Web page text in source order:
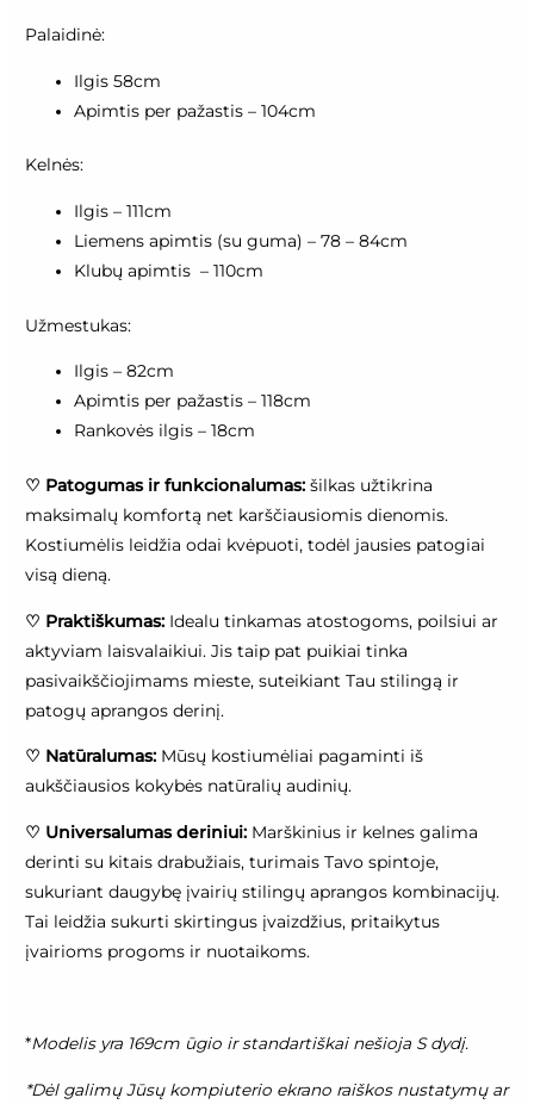
Palaidinė:
Ilgis 58cm
Apimtis per pažastis – 104cm
Kelnės:
Ilgis – 111cm
Liemens apimtis (su guma) – 78 – 84cm
Klubų apimtis – 110cm
Užmestukas:
Ilgis – 82cm
Apimtis per pažastis – 118cm
Rankovės ilgis – 18cm
♡ Patogumas ir funkcionalumas: šilkas užtikrina
maksimalų komfortą net karščiausiomis dienomis.
Kostiumėlis leidžia odai kvėpuoti, todėl jausies patogiai
visą dieną.
♡ Praktiškumas: Idealu tinkamas atostogoms, poilsiui ar
aktyviam laisvalaikiui. Jis taip pat puikiai tinka
pasivaikščiojimams mieste, suteikiant Tau stilingą ir
patogų aprangos derinį.
♡ Natūralumas: Mūsų kostiumėliai pagaminti iš
aukščiausios kokybės natūralių audinių.
♡ Universalumas deriniui: Marškinius ir kelnes galima
derinti su kitais drabužiais, turimais Tavo spintoje,
sukuriant daugybę įvairių stilingų aprangos kombinacijų.
Tai leidžia sukurti skirtingus įvaizdžius, pritaikytus
įvairioms progoms ir nuotaikoms.
*Modelis yra 169cm ūgio ir standartiškai nešioja S dydį.
*Dėl galimų Jūsų kompiuterio ekrano raiškos nustatymų ar